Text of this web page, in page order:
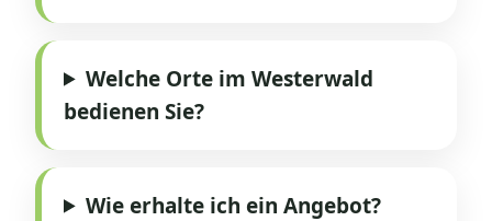
Welche Orte im Westerwald
bedienen Sie?
Wie erhalte ich ein Angebot?